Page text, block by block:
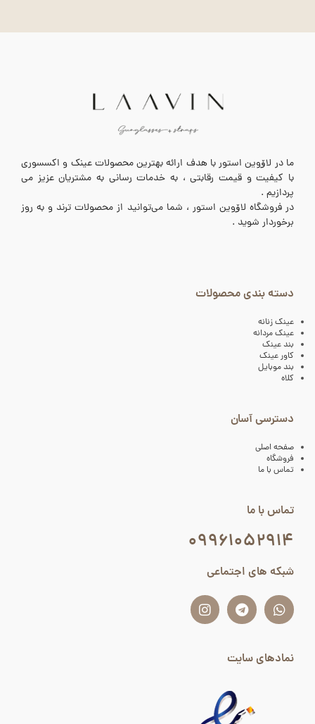
ما در لاۆوین استور با هدف ارائه بهترین محصولات عینک و اکسسوری
با کیفیت و قیمت رقابتی ، به خدمات رسانی به مشتریان عزیز می
پردازیم .
در فروشگاه لاۆوین استور ، شما می‌توانید از محصولات ترند و به روز
برخوردار شوید .
دسته بندی محصولات
عینک زنانه
عینک مردانه
بند عینک
کاور عینک
بند موبایل
کلاه
دسترسی آسان
صفحه اصلی
فروشگاه
تماس با ما
تماس با ما
۰۹۹۶۱۰۵۲۹۱۴
شبکه های اجتماعی
نمادهای سایت